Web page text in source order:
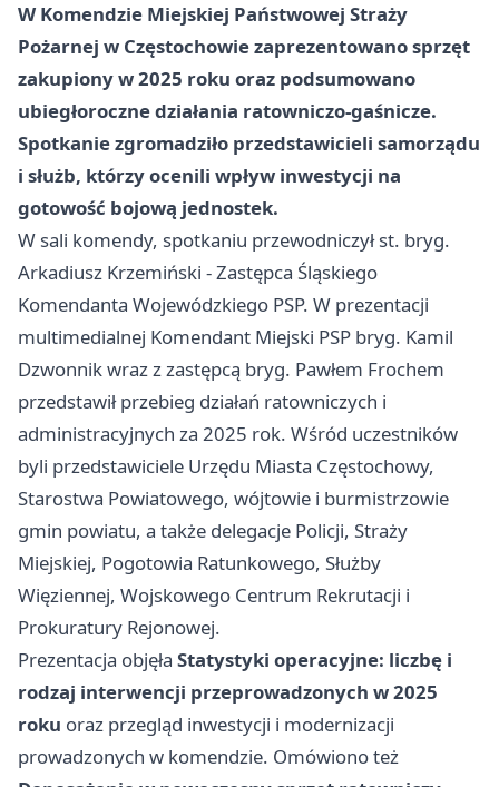
W Komendzie Miejskiej Państwowej Straży
Pożarnej w Częstochowie zaprezentowano sprzęt
zakupiony w 2025 roku oraz podsumowano
ubiegłoroczne działania ratowniczo-gaśnicze.
Spotkanie zgromadziło przedstawicieli samorządu
i służb, którzy ocenili wpływ inwestycji na
gotowość bojową jednostek.
W sali komendy, spotkaniu przewodniczył st. bryg.
Arkadiusz Krzemiński - Zastępca Śląskiego
Komendanta Wojewódzkiego PSP. W prezentacji
multimedialnej Komendant Miejski PSP bryg. Kamil
Dzwonnik wraz z zastępcą bryg. Pawłem Frochem
przedstawił przebieg działań ratowniczych i
administracyjnych za 2025 rok. Wśród uczestników
byli przedstawiciele Urzędu Miasta Częstochowy,
Starostwa Powiatowego, wójtowie i burmistrzowie
gmin powiatu, a także delegacje Policji, Straży
Miejskiej, Pogotowia Ratunkowego, Służby
Więziennej, Wojskowego Centrum Rekrutacji i
Prokuratury Rejonowej.
Prezentacja objęła Statystyki operacyjne: liczbę i
rodzaj interwencji przeprowadzonych w 2025
roku oraz przegląd inwestycji i modernizacji
prowadzonych w komendzie. Omówiono też